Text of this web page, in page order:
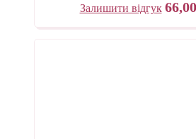
Залишити відгук 66,00